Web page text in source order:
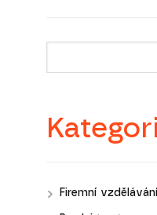
Firemní vzdělávání